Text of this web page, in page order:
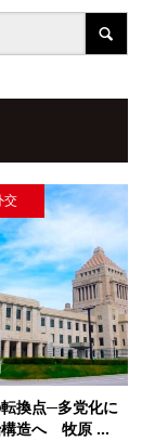
交
換点─多党化に
構造へ 牧原 ...